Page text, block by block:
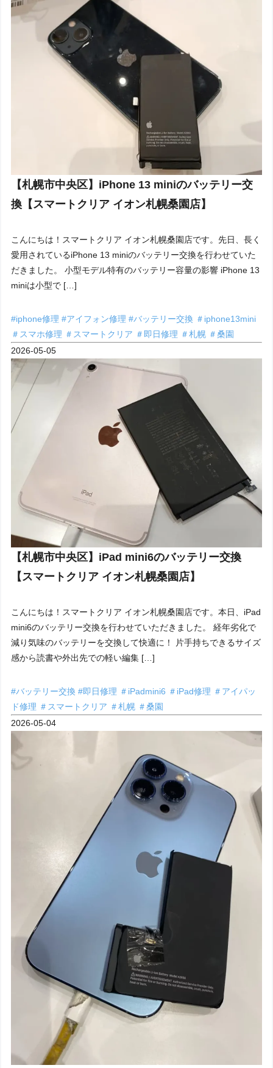
【札幌市中央区】iPhone 13 miniのバッテリー交
換【スマートクリア イオン札幌桑園店】
こんにちは！スマートクリア イオン札幌桑園店です。先日、長く
愛用されているiPhone 13 miniのバッテリー交換を行わせていた
だきました。 小型モデル特有のバッテリー容量の影響 iPhone 13
miniは小型で […]
#iphone修理#アイフォン修理#バッテリー交換 ＃iphone13mini
＃スマホ修理 ＃スマートクリア ＃即日修理 ＃札幌 ＃桑園
2026-05-05
【札幌市中央区】iPad mini6のバッテリー交換
【スマートクリア イオン札幌桑園店】
こんにちは！スマートクリア イオン札幌桑園店です。本日、iPad
mini6のバッテリー交換を行わせていただきました。 経年劣化で
減り気味のバッテリーを交換して快適に！ 片手持ちできるサイズ
感から読書や外出先での軽い編集 […]
#バッテリー交換#即日修理 ＃iPadmini6 ＃iPad修理 ＃アイパッ
ド修理 ＃スマートクリア ＃札幌 ＃桑園
2026-05-04